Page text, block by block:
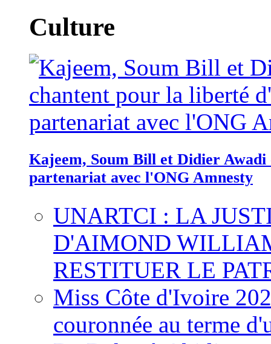
Culture
Kajeem, Soum Bill et Didier
partenariat avec l'ONG Amnesty
UNARTCI : LA
D'AIMOND
RESTITUER LE
Miss Côte d'Ivoire
couronnée au terme